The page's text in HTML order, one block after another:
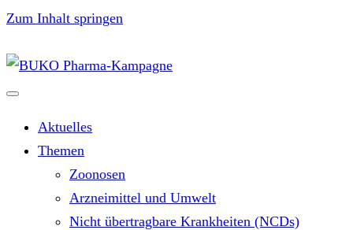
Zum Inhalt springen
Aktuelles
Themen
Zoonosen
Arzneimittel und Umwelt
Nicht übertragbare Krankheiten (NCDs)